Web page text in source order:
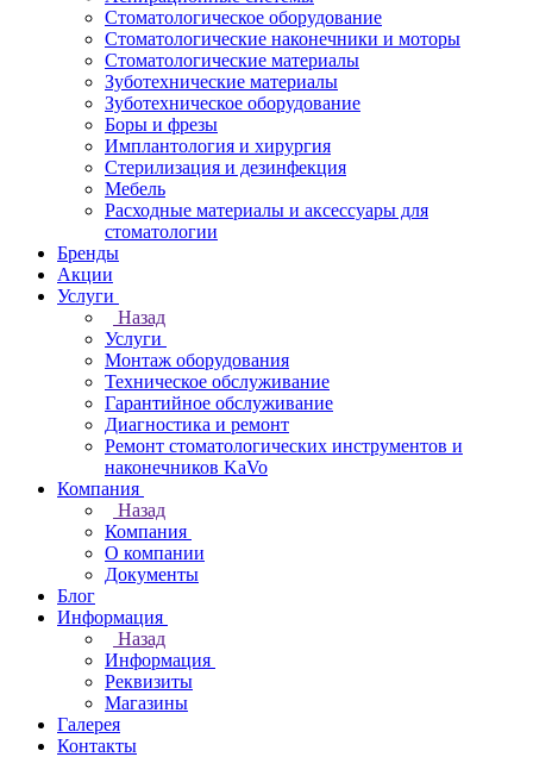
Стоматологическое оборудование
Стоматологические наконечники и моторы
Стоматологические материалы
Зуботехнические материалы
Зуботехническое оборудование
Боры и фрезы
Имплантология и хирургия
Стерилизация и дезинфекция
Мебель
Расходные материалы и аксессуары для
стоматологии
Бренды
Акции
Услуги
Назад
Услуги
Монтаж оборудования
Техническое обслуживание
Гарантийное обслуживание
Диагностика и ремонт
Ремонт стоматологических инструментов и
наконечников KaVo
Компания
Назад
Компания
О компании
Документы
Блог
Информация
Назад
Информация
Реквизиты
Магазины
Галерея
Контакты